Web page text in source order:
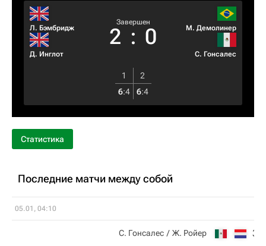
Л. Бэмбридж
Д. Инглот
Завершен
2 : 0 М. Демолинер
С. Гонсалес
1
2
6:4 6:4
Статистика
Последние матчи между собой
05.01, 04:10
С. Гонсалес Ж. Ройер 3